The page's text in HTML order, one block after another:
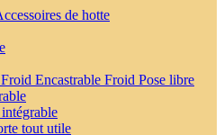
de hotte
Froid Encastrable Froid Pose libre
tout utile